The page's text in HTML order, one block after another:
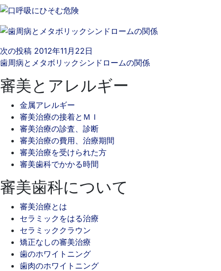
次の投稿 2012年11月22日
歯周病とメタボリックシンドロームの関係
審美とアレルギー
金属アレルギー
審美治療の接着とＭＩ
審美治療の診査、診断
審美治療の費用、治療期間
審美治療を受けられた方
審美歯科でかかる時間
審美歯科について
審美治療とは
セラミックをはる治療
セラミッククラウン
矯正なしの審美治療
歯のホワイトニング
歯肉のホワイトニング